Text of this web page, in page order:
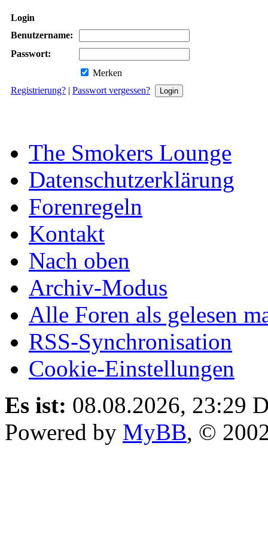
Login
Benutzername:
Passwort:
Merken
Registrierung? | Passwort vergessen?
The Smokers Lounge
Datenschutzerklärung
Forenregeln
Kontakt
Nach oben
Archiv-Modus
Alle Foren als gelesen
RSS-Synchronisation
Cookie-Einstellungen
Es ist: 08.08.2026, 23:29
Powered by MyBB, ©